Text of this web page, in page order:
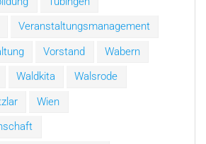
Veranstaltungsmanagement
Vorstand
Wabern
Waldkita
Walsrode
Wien